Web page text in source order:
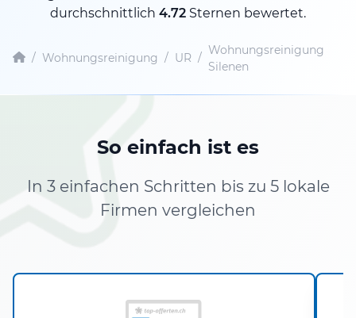
durchschnittlich 4.72 Sternen bewertet.
/ Wohnungsreinigung / UR /
Wohnungsreinigung
Silenen
So einfach ist es
In 3 einfachen Schritten bis zu 5 lokale
Firmen vergleichen